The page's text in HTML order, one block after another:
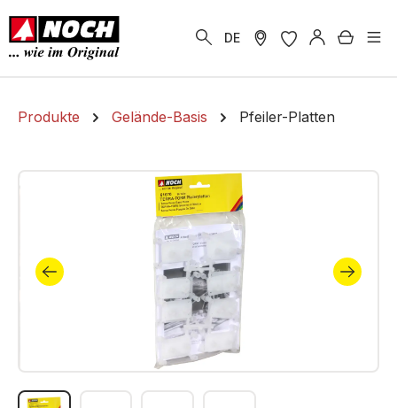
springen
DE
Produkte Gelände-Basis Pfeiler-Platten
Bildergalerie überspringen